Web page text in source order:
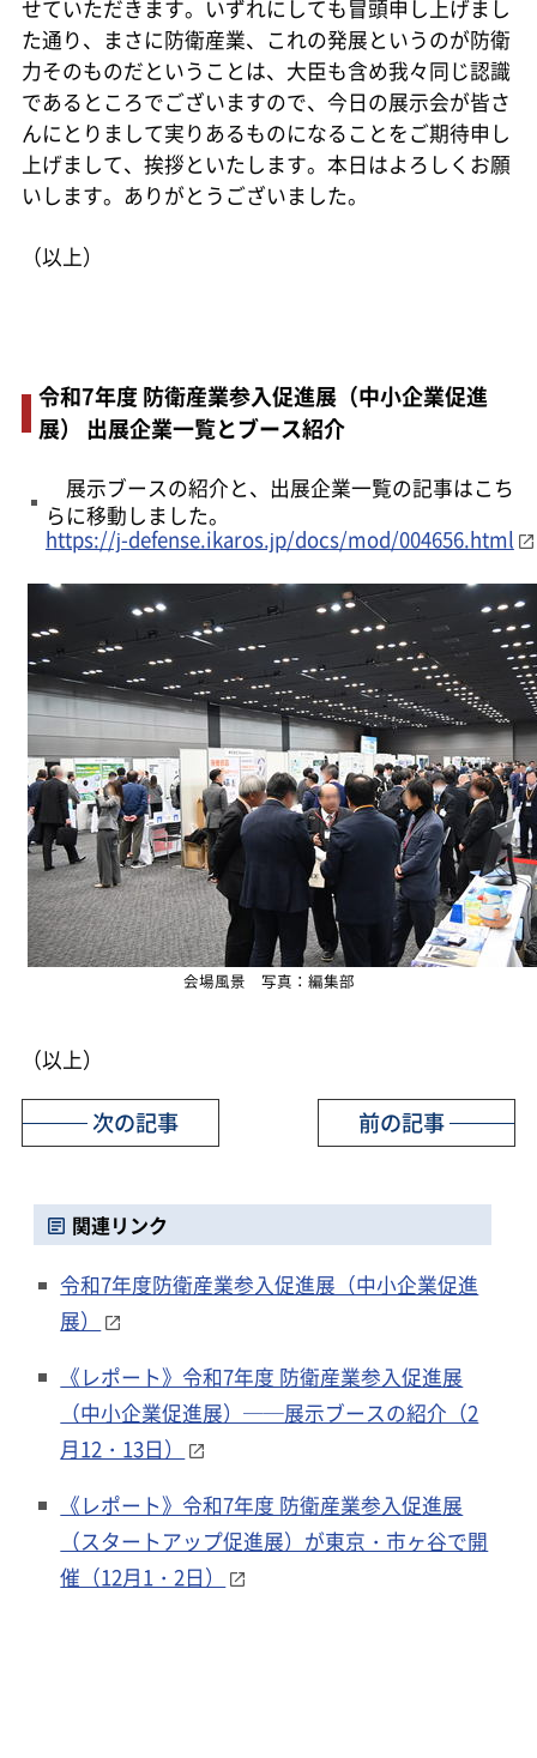
せていただきます。いずれにしても冒頭申し上げまし
た通り、まさに防衛産業、これの発展というのが防衛
力そのものだということは、大臣も含め我々同じ認識
であるところでございますので、今日の展示会が皆さ
んにとりまして実りあるものになることをご期待申し
上げまして、挨拶といたします。本日はよろしくお願
いします。ありがとうございました。
（以上）
令和7年度 防衛産業参入促進展（中小企業促進
展） 出展企業一覧とブース紹介
展示ブースの紹介と、出展企業一覧の記事はこち
らに移動しました。
https://j-defense.ikaros.jp/docs/mod/004656.html
会場風景 写真：編集部
（以上）
前の記事
次の記事
関連リンク
令和7年度防衛産業参入促進展（中小企業促進
展）
《レポート》令和7年度 防衛産業参入促進展
（中小企業促進展）──展示ブースの紹介（2
月12・13日）
《レポート》令和7年度 防衛産業参入促進展
（スタートアップ促進展）が東京・市ヶ谷で開
催（12月1・2日）